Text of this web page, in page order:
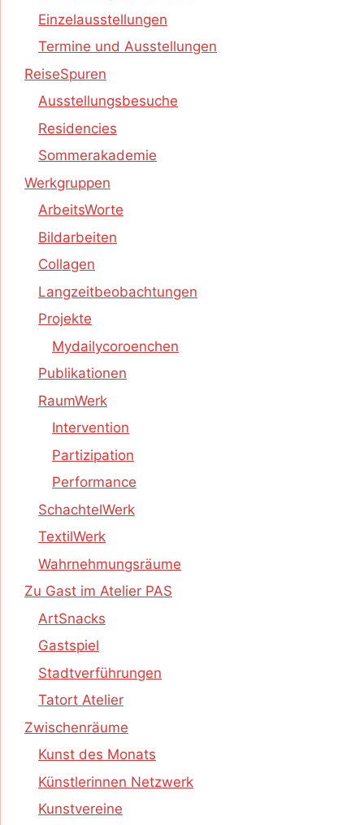
Einzelausstellungen
Termine und Ausstellungen
ReiseSpuren
Ausstellungsbesuche
Residencies
Sommerakademie
Werkgruppen
ArbeitsWorte
Bildarbeiten
Collagen
Langzeitbeobachtungen
Projekte
Mydailycoroenchen
Publikationen
RaumWerk
Intervention
Partizipation
Performance
SchachtelWerk
TextilWerk
Wahrnehmungsräume
Zu Gast im Atelier PAS
ArtSnacks
Gastspiel
Stadtverführungen
Tatort Atelier
Zwischenräume
Kunst des Monats
Künstlerinnen Netzwerk
Kunstvereine